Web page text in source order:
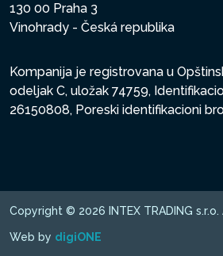
130 00 Praha 3
Vinohrady - Česká republika
Kompanija je registrovana u
odeljak C, uložak 74759,
26150808, Poreski identifikacioni
Copyright © 2026 INTEX TRADING
Web by digiONE